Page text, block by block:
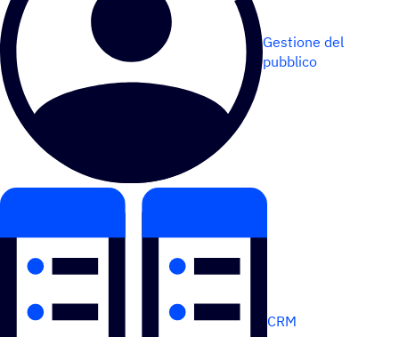
Gestione del
pubblico
CRM